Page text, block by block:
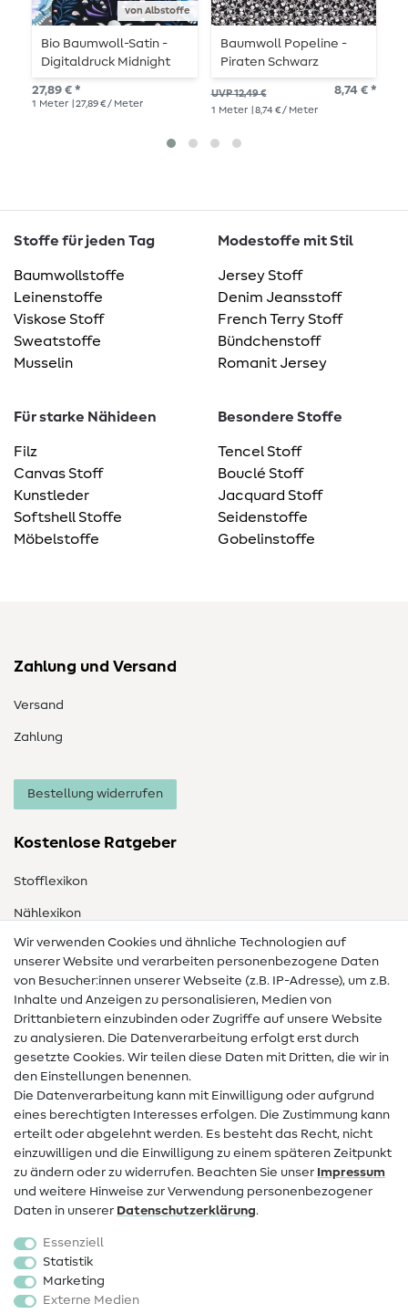
von Albstoffe
Bio Baumwoll-Satin -
Digitaldruck Midnight
Moth Schwarz Blau
27,89 € *
1 Meter | 27,89 € / Meter
Baumwoll Popeline -
Piraten Schwarz
UVP 12,49 € 8,74 € *
1 Meter | 8,74 € / Meter
Stoffe für jeden Tag
Baumwollstoffe
Leinenstoffe
Viskose Stoff
Sweatstoffe
Musselin
Modestoffe mit Stil
Jersey Stoff
Denim Jeansstoff
French Terry Stoff
Bündchenstoff
Romanit Jersey
Für starke Nähideen
Filz
Canvas Stoff
Kunstleder
Softshell Stoffe
Möbelstoffe
Besondere Stoffe
Tencel Stoff
Bouclé Stoff
Jacquard Stoff
Seidenstoffe
Gobelinstoffe
Zahlung und Versand
Versand
Zahlung
Bestellung widerrufen
Kostenlose Ratgeber
Stofflexikon
Nählexikon
Nähanleitungen
Hilfe & Kontakt
Kontakt
Infos zum Betreiberwechsel
Widerrufsrecht
Beliebt
Stoffe
Sale
Schnittmuster
Wir verwenden Cookies und ähnliche Technologien auf
unserer Website und verarbeiten personenbezogene Daten
von Besucher:innen unserer Webseite (z.B. IP-Adresse), um z.B.
Inhalte und Anzeigen zu personalisieren, Medien von
Drittanbietern einzubinden oder Zugriffe auf unsere Website
zu analysieren. Die Datenverarbeitung erfolgt erst durch
gesetzte Cookies. Wir teilen diese Daten mit Dritten, die wir in
den Einstellungen benennen.
Die Datenverarbeitung kann mit Einwilligung oder aufgrund
eines berechtigten Interesses erfolgen. Die Zustimmung kann
erteilt oder abgelehnt werden. Es besteht das Recht, nicht
einzuwilligen und die Einwilligung zu einem späteren Zeitpunkt
zu ändern oder zu widerrufen. Beachten Sie unser Impressum
und weitere Hinweise zur Verwendung personenbezogener
Daten in unserer Daten­schutz­erklärung.
Essenziell
Statistik
Marketing
Externe Medien